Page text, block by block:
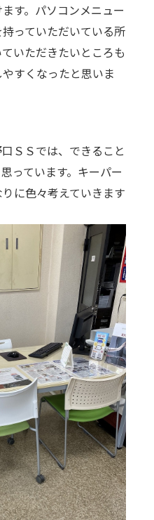
す。パソコンメニュー
っていただいている所
いただきたいところも
すくなったと思いま
ＳＳでは、できること
っています。キーパー
に色々考えていきます